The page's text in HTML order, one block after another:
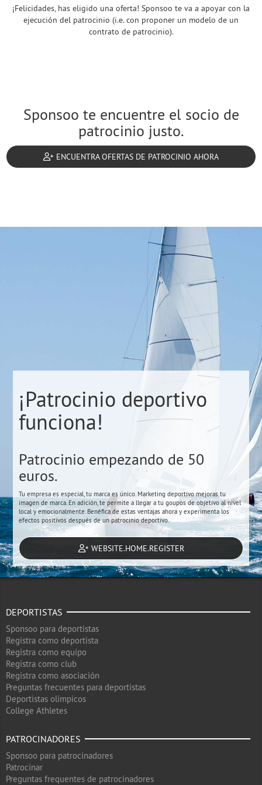
¡Felicidades, has eligido una oferta! Sponsoo te va a apoyar con la
ejecución del patrocinio (i.e. con proponer un modelo de un
contrato de patrocinio).
Sponsoo te encuentre el socio de
patrocinio justo.
ENCUENTRA OFERTAS DE PATROCINIO AHORA
¡Patrocinio deportivo
funciona!
Patrocinio empezando de 50
euros.
Tu empresa es especial, tu marca es único. Marketing deportivo mejoras tu
imagen de marca. En adición, te permite a llegar a tu goupos de objetivo al nivel
local y emocionalmente. Benéfica de estas ventajas ahora y experimenta los
efectos positivos después de un patrocinio deportivo.
WEBSITE.HOME.REGISTER
DEPORTISTAS
Sponsoo para deportistas
Registra como deportista
Registra como equipo
Registra como club
Registra como asociación
Preguntas frecuentes para deportistas
Deportistas olimpicos
College Athletes
PATROCINADORES
Sponsoo para patrocinadores
Patrocinar
Preguntas frequentes de patrocinadores